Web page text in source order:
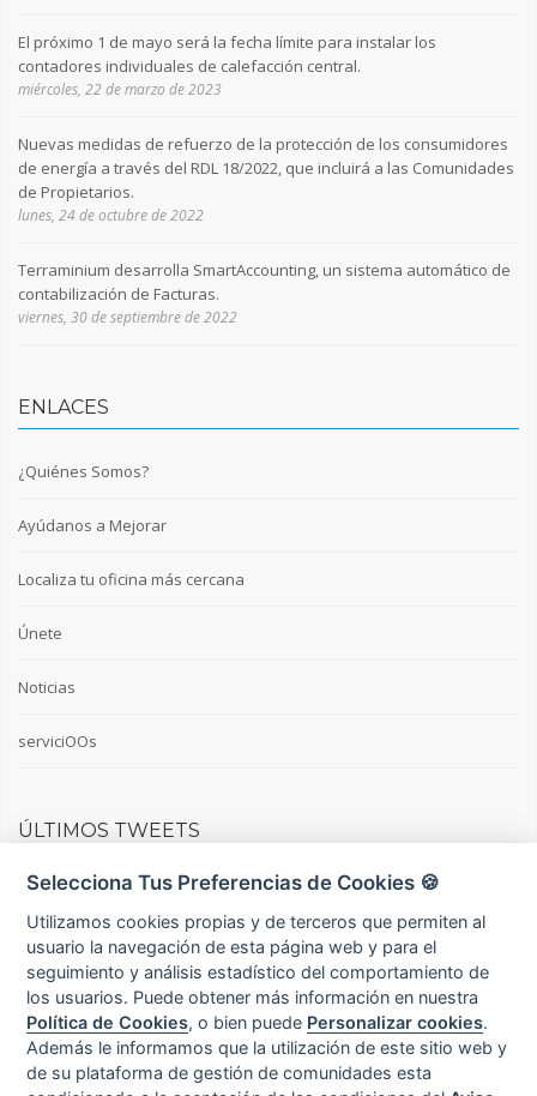
Selecciona Tus Preferencias de Cookies 🍪
Utilizamos cookies propias y de terceros que permiten al
usuario la navegación de esta página web y para el
seguimiento y análisis estadístico del comportamiento de
los usuarios. Puede obtener más información en nuestra
Política de Cookies, o bien puede Personalizar cookies.
Además le informamos que la utilización de este sitio web y
de su plataforma de gestión de comunidades esta
El próximo 1 de mayo será la fecha límite para instalar los
contadores individuales de calefacción central.
miércoles, 22 de marzo de 2023
Nuevas medidas de refuerzo de la protección de los consumidores
de energía a través del RDL 18/2022, que incluirá a las Comunidades
de Propietarios.
lunes, 24 de octubre de 2022
Terraminium desarrolla SmartAccounting, un sistema automático de
contabilización de Facturas.
viernes, 30 de septiembre de 2022
ENLACES
¿Quiénes Somos?
Ayúdanos a Mejorar
Localiza tu oficina más cercana
Únete
Noticias
serviciOOs
ÚLTIMOS TWEETS
Tweets por @Terraminium
© 2022 Terraminium S.L. - CIF: B92999341. Todos los derechos
reservados. C/ Iván Pavlov, 8 bloque 2, 1ºE - 29590 Málaga
Registro Mercantil: Málaga Tomo: 4649 Libro: 3557 Folio: 73 Hoja:
MA101565 Inscripción: 1ª Fecha Registro: 26/05/2009